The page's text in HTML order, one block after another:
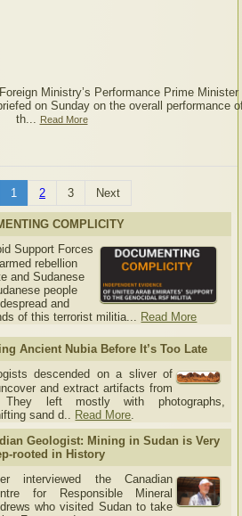
Ministry’s Performance Prime Minister
on Sunday on the overall performance
th...
Read More
1 2 3 Next
COMPLICITY
Support Forces
rebellion
and Sudanese
people
and
of this terrorist militia...
Read More
Ancient Nubia Before It’s Too Late
descended on a sliver of
and extract artifacts from
They left mostly with photographs,
sand d..
Read More
Geologist: Mining in Sudan is Very
rooted in History
interviewed the Canadian
for Responsible Mineral
who visited Sudan to take